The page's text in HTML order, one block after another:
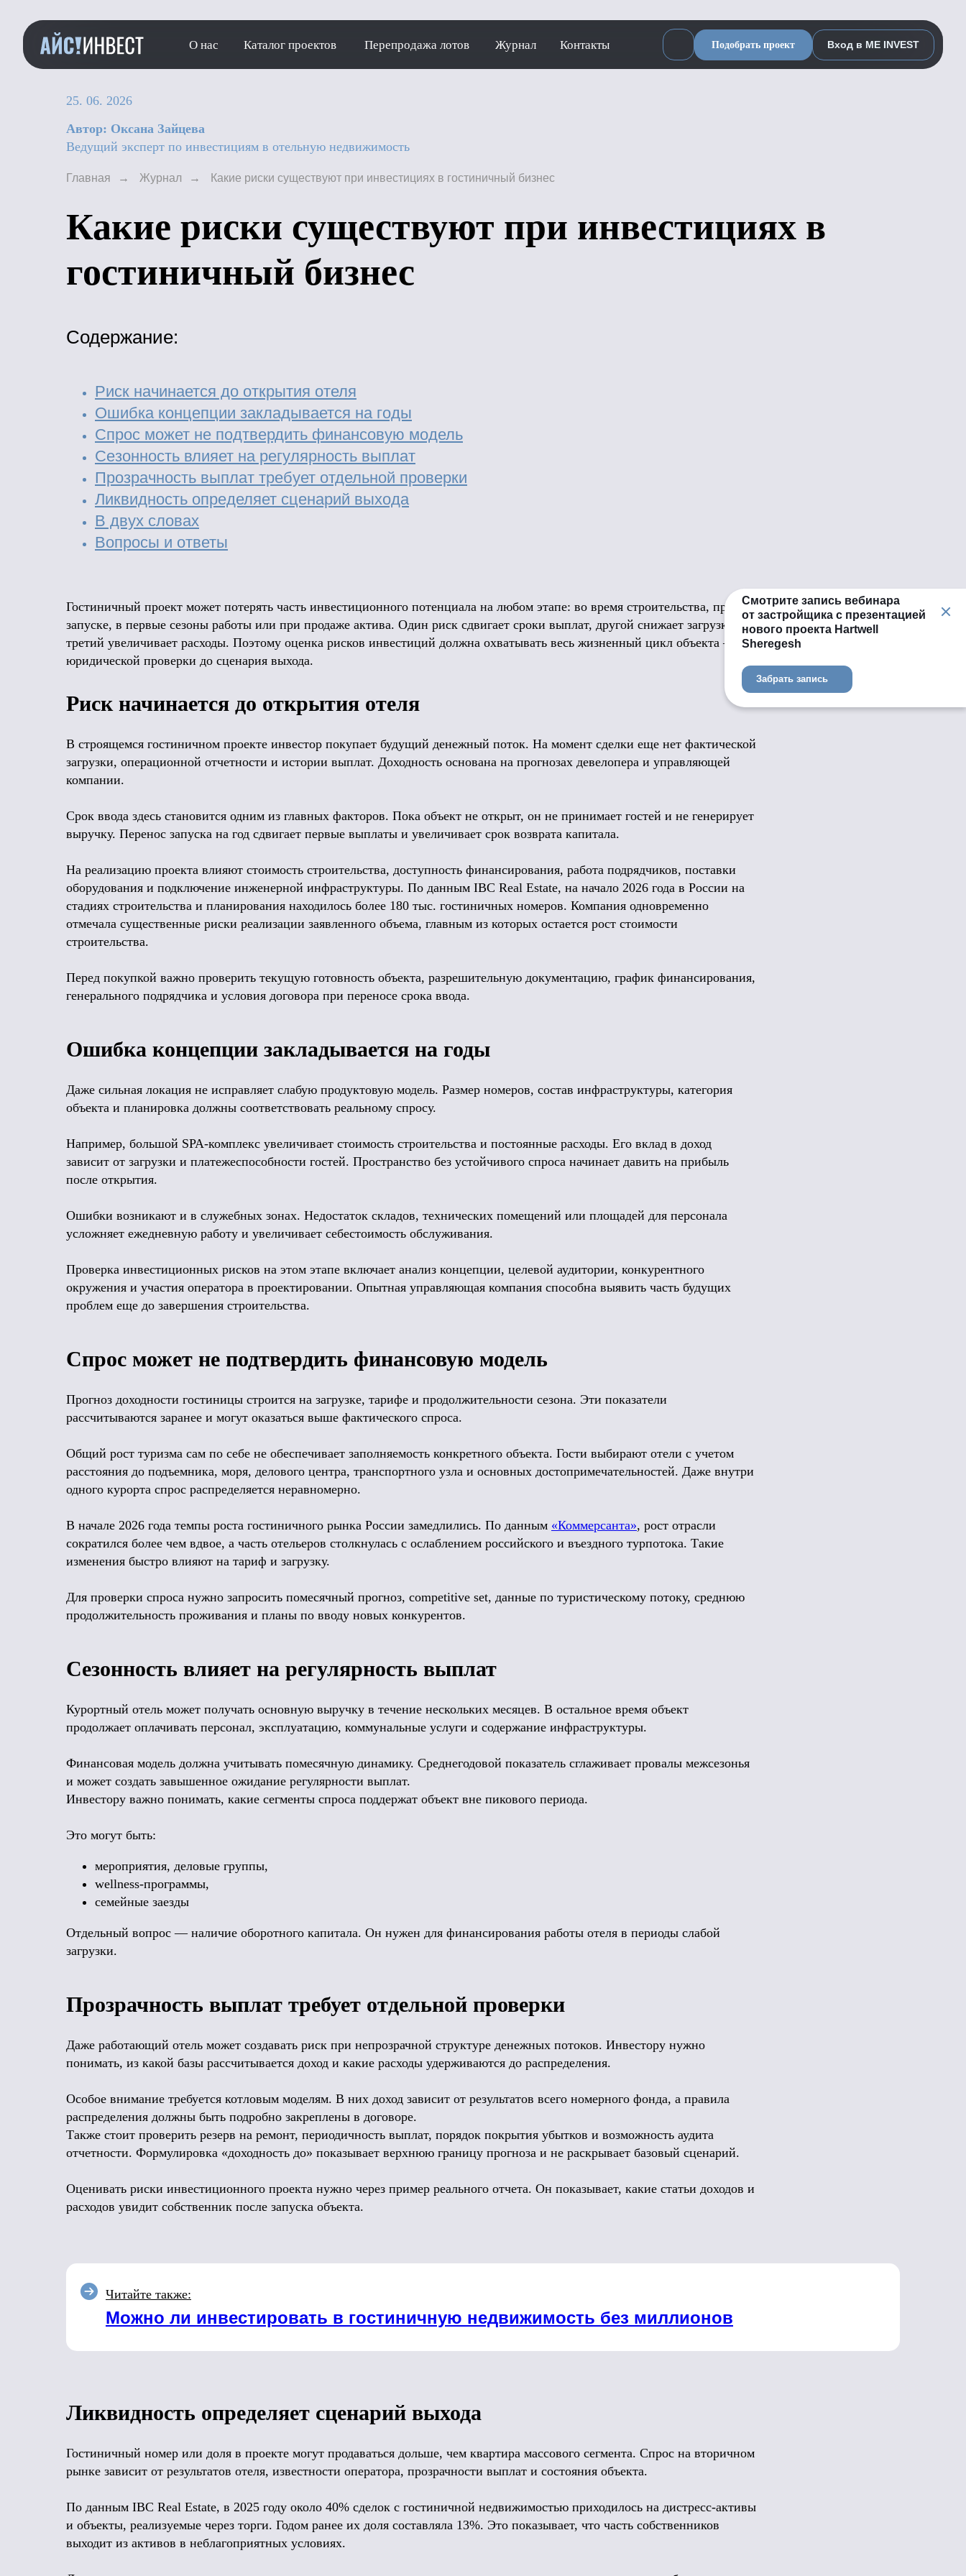
О нас Каталог проектов Перепродажа лотов Журнал Контакты Подобрать проект Вход в ME INVEST
25. 06. 2026
Автор: Оксана Зайцева
Ведущий эксперт по инвестициям в отельную недвижимость
Главная → Журнал → Какие риски существуют при инвестициях в гостиничный бизнес
Какие риски существуют при инвестициях в
гостиничный бизнес
Содержание:
Риск начинается до открытия отеля
Ошибка концепции закладывается на годы
Спрос может не подтвердить финансовую модель
Сезонность влияет на регулярность выплат
Прозрачность выплат требует отдельной проверки
Ликвидность определяет сценарий выхода
В двух словах
Вопросы и ответы
Гостиничный проект может потерять часть инвестиционного потенциала на любом этапе: во время строительства, при
запуске, в первые сезоны работы или при продаже актива. Один риск сдвигает сроки выплат, другой снижает загрузку,
третий увеличивает расходы. Поэтому оценка рисков инвестиций должна охватывать весь жизненный цикл объекта — от
юридической проверки до сценария выхода.
Риск начинается до открытия отеля
В строящемся гостиничном проекте инвестор покупает будущий денежный поток. На момент сделки еще нет фактической
загрузки, операционной отчетности и истории выплат. Доходность основана на прогнозах девелопера и управляющей
компании.
Срок ввода здесь становится одним из главных факторов. Пока объект не открыт, он не принимает гостей и не генерирует
выручку. Перенос запуска на год сдвигает первые выплаты и увеличивает срок возврата капитала.
На реализацию проекта влияют стоимость строительства, доступность финансирования, работа подрядчиков, поставки
оборудования и подключение инженерной инфраструктуры. По данным IBC Real Estate, на начало 2026 года в России на
стадиях строительства и планирования находилось более 180 тыс. гостиничных номеров. Компания одновременно
отмечала существенные риски реализации заявленного объема, главным из которых остается рост стоимости
строительства.
Перед покупкой важно проверить текущую готовность объекта, разрешительную документацию, график финансирования,
генерального подрядчика и условия договора при переносе срока ввода.
Ошибка концепции закладывается на годы
Даже сильная локация не исправляет слабую продуктовую модель. Размер номеров, состав инфраструктуры, категория
объекта и планировка должны соответствовать реальному спросу.
Например, большой SPA-комплекс увеличивает стоимость строительства и постоянные расходы. Его вклад в доход
зависит от загрузки и платежеспособности гостей. Пространство без устойчивого спроса начинает давить на прибыль
после открытия.
Ошибки возникают и в служебных зонах. Недостаток складов, технических помещений или площадей для персонала
усложняет ежедневную работу и увеличивает себестоимость обслуживания.
Проверка инвестиционных рисков на этом этапе включает анализ концепции, целевой аудитории, конкурентного
окружения и участия оператора в проектировании. Опытная управляющая компания способна выявить часть будущих
проблем еще до завершения строительства.
Спрос может не подтвердить финансовую модель
Прогноз доходности гостиницы строится на загрузке, тарифе и продолжительности сезона. Эти показатели
рассчитываются заранее и могут оказаться выше фактического спроса.
Общий рост туризма сам по себе не обеспечивает заполняемость конкретного объекта. Гости выбирают отели с учетом
расстояния до подъемника, моря, делового центра, транспортного узла и основных достопримечательностей. Даже внутри
одного курорта спрос распределяется неравномерно.
В начале 2026 года темпы роста гостиничного рынка России замедлились. По данным «Коммерсанта», рост отрасли
сократился более чем вдвое, а часть отельеров столкнулась с ослаблением российского и въездного турпотока. Такие
изменения быстро влияют на тариф и загрузку.
Для проверки спроса нужно запросить помесячный прогноз, competitive set, данные по туристическому потоку, среднюю
продолжительность проживания и планы по вводу новых конкурентов.
Сезонность влияет на регулярность выплат
Курортный отель может получать основную выручку в течение нескольких месяцев. В остальное время объект
продолжает оплачивать персонал, эксплуатацию, коммунальные услуги и содержание инфраструктуры.
Финансовая модель должна учитывать помесячную динамику. Среднегодовой показатель сглаживает провалы межсезонья
и может создать завышенное ожидание регулярности выплат.
Инвестору важно понимать, какие сегменты спроса поддержат объект вне пикового периода.
Это могут быть:
мероприятия, деловые группы,
wellness-программы,
семейные заезды
Отдельный вопрос — наличие оборотного капитала. Он нужен для финансирования работы отеля в периоды слабой
загрузки.
Прозрачность выплат требует отдельной проверки
Даже работающий отель может создавать риск при непрозрачной структуре денежных потоков. Инвестору нужно
понимать, из какой базы рассчитывается доход и какие расходы удерживаются до распределения.
Особое внимание требуется котловым моделям. В них доход зависит от результатов всего номерного фонда, а правила
распределения должны быть подробно закреплены в договоре.
Также стоит проверить резерв на ремонт, периодичность выплат, порядок покрытия убытков и возможность аудита
отчетности. Формулировка «доходность до» показывает верхнюю границу прогноза и не раскрывает базовый сценарий.
Оценивать риски инвестиционного проекта нужно через пример реального отчета. Он показывает, какие статьи доходов и
расходов увидит собственник после запуска объекта.
Читайте также:
Можно ли инвестировать в гостиничную недвижимость без миллионов
Ликвидность определяет сценарий выхода
Гостиничный номер или доля в проекте могут продаваться дольше, чем квартира массового сегмента. Спрос на вторичном
рынке зависит от результатов отеля, известности оператора, прозрачности выплат и состояния объекта.
По данным IBC Real Estate, в 2025 году около 40% сделок с гостиничной недвижимостью приходилось на дистресс-активы
и объекты, реализуемые через торги. Годом ранее их доля составляла 13%. Это показывает, что часть собственников
выходит из активов в неблагоприятных условиях.
Смотрите запись вебинара
от застройщика с презентацией
нового проекта Hartwell
Sheregesh
Забрать запись